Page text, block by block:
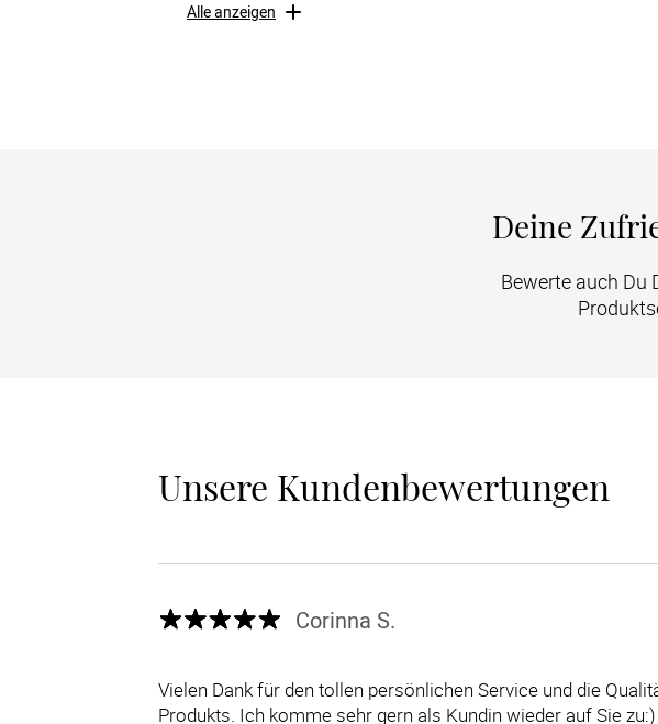
Alle anzeigen
Deine
Bewerte auch Du
Unsere Kundenbewertungen
Corinna S.
Vielen Dank für den tollen persönlichen Service und die
Produkts. Ich komme sehr gern als Kundin wieder auf Sie